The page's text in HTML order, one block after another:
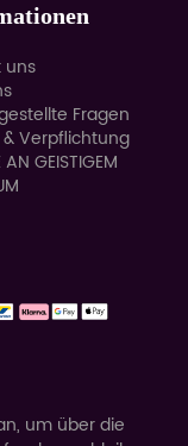
uns
Fragen
& Verpflichtung
AN GEISTIGEM
um über die